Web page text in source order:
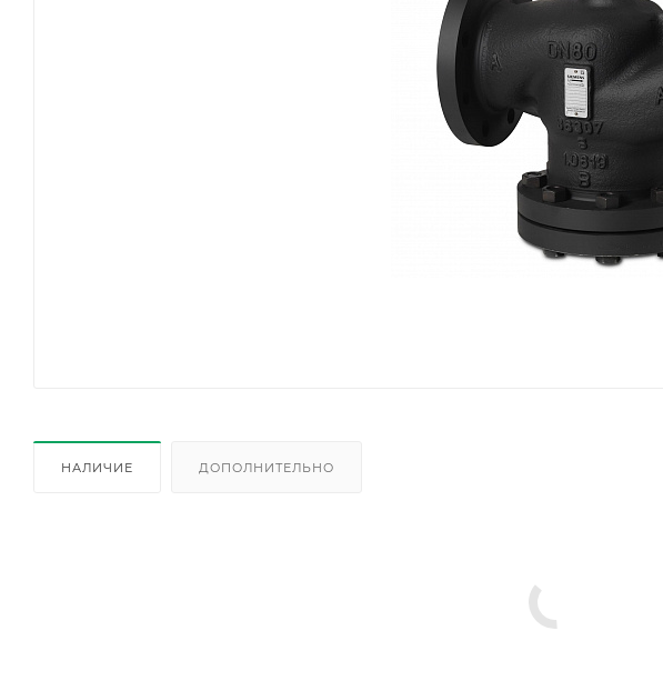
НАЛИЧИЕ ДОПОЛНИТЕЛЬНО